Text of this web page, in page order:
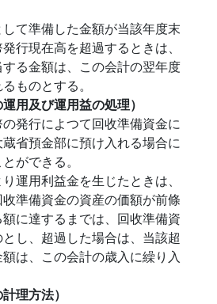
て準備した金額が当該年度末
行現在高を超過するときは、
る金額は、この会計の翌年度
ものとする。
用及び運用益の処理）
発行によつて回收準備資金に
省預金部に預け入れる場合に
ができる。
運用利益金を生じたときは、
準備資金の資産の価額が前條
に達するまでは、回收準備資
し、超過した場合は、当該超
は、この会計の歳入に繰り入
理方法）